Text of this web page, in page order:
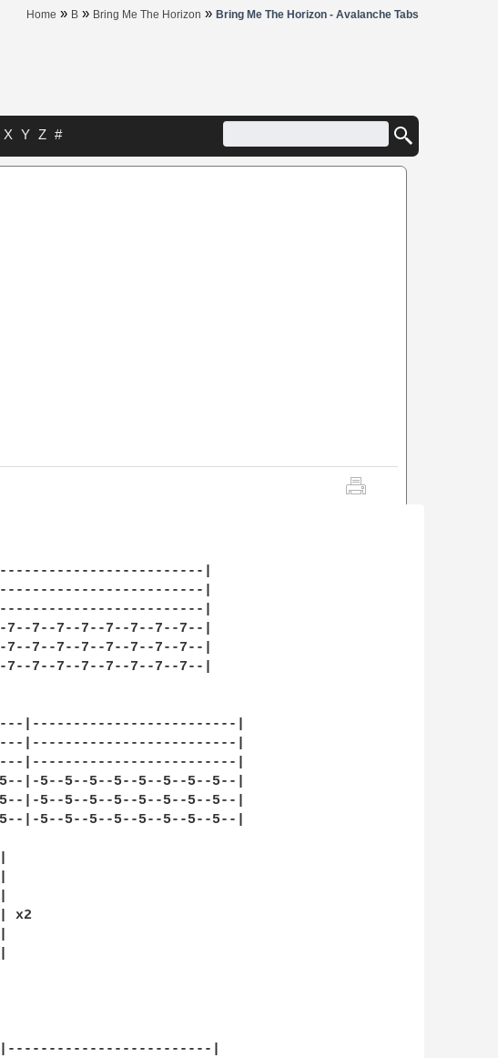
Home » B » Bring Me The Horizon » Bring Me The Horizon - Avalanche Tabs
X Y Z #
|
|
|
7--7--7--7--7--7--7--|
7--7--7--7--7--7--7--|
7--7--7--7--7--7--7--|
|-------------------------|
|-------------------------|
|-------------------------|
|-5--5--5--5--5--5--5--5--|
|-5--5--5--5--5--5--5--5--|
|-5--5--5--5--5--5--5--5--|
x2
|